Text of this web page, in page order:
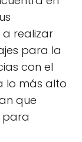
realizar
para la
con el
lo más alto
que
para